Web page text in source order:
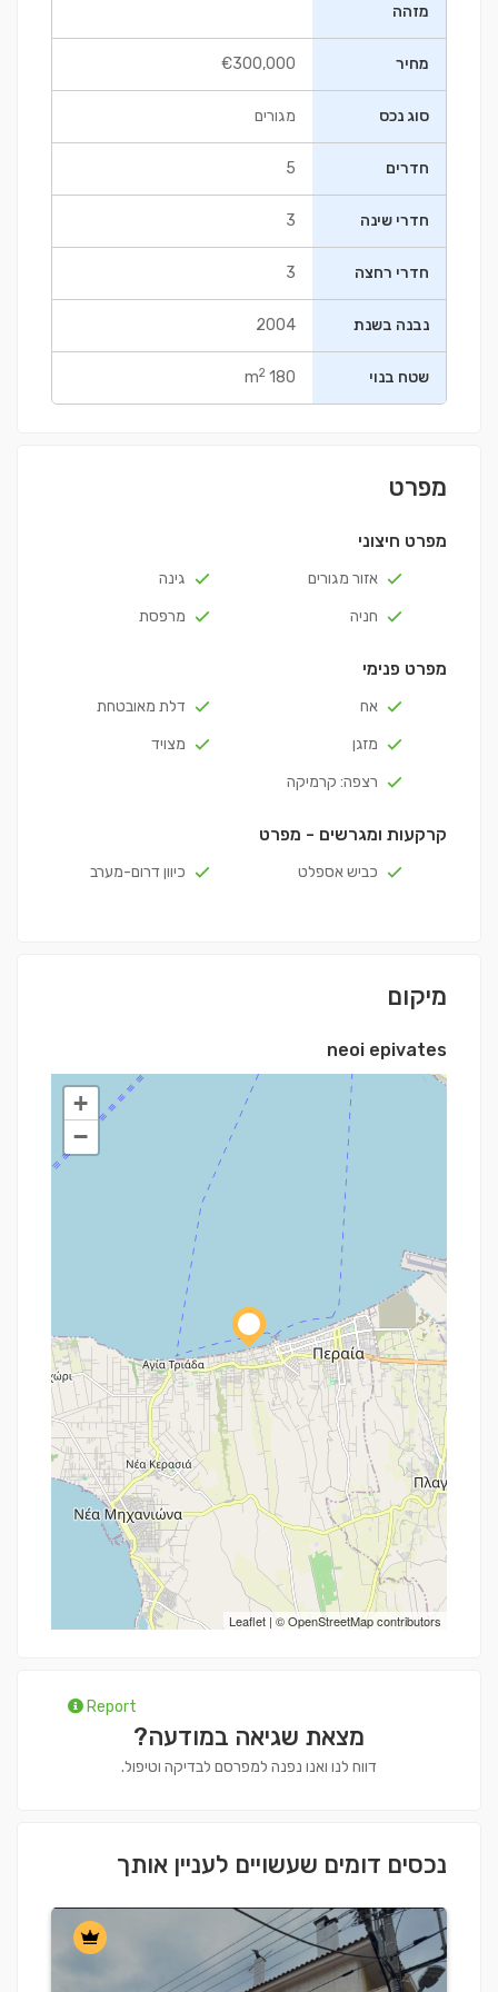
מזהה
מחיר €300,000
סוג נכס מגורים
חדרים 5
חדרי שינה 3
חדרי רחצה 3
נבנה בשנת 2004
שטח בנוי 180 m
2
מפרט
מפרט חיצוני
אזור מגורים
גינה
חניה
מרפסת
מפרט פנימי
אח
דלת מאובטחת
מזגן
מצויד
רצפה: קרמיקה
קרקעות ומגרשים - מפרט
כביש אספלט כיוון דרום-מערב
מיקום
neoi epivates
+
−
Leaflet | ©OpenStreetMapcontributors
Report
מצאת שגיאה במודעה?
דווח לנו ואנו נפנה למפרסם לבדיקה וטיפול.
נכסים דומים שעשויים לעניין אותך